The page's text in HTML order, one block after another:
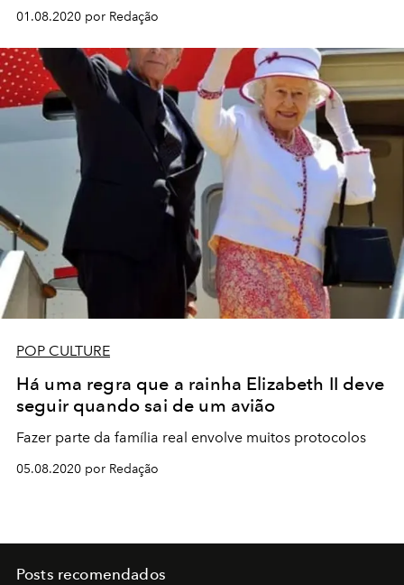
01.08.2020 por Redação
POP CULTURE
Há uma regra que a rainha Elizabeth II deve
seguir quando sai de um avião
Fazer parte da família real envolve muitos protocolos
05.08.2020 por Redação
Posts recomendados